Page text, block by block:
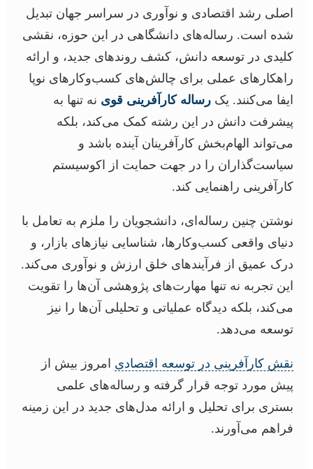
اصلی رشد اقتصادی و نوآوری در سراسر جهان تبدیل
شده است. رساله‌های دانشگاهی در این حوزه، نقشی
کلیدی در توسعه دانش، کشف روندهای جدید، و ارائه
راهکارهای عملی برای چالش‌های کسب‌وکارهای نوپا
ایفا می‌کنند. یک رساله کارآفرینی قوی نه تنها به
پیشرفت دانش در این رشته کمک می‌کند، بلکه
می‌تواند الهام‌بخش کارآفرینان آینده باشد و
سیاست‌گذاران را در جهت حمایت از اکوسیستم
کارآفرینی راهنمایی کند.
نوشتن چنین رساله‌ای، دانشجویان را ملزم به تعامل با
دنیای واقعی کسب‌وکارها، شناسایی نیازهای بازار، و
درک عمیق از فرآیندهای خلق ارزش و نوآوری می‌کند.
این تجربه نه تنها مهارت‌های پژوهشی آن‌ها را تقویت
می‌کند، بلکه دیدگاه عملیاتی و تحلیلی آن‌ها را نیز
توسعه می‌دهد.
نقش کارآفرینی در توسعه اقتصادی امروز بیش از
پیش مورد توجه قرار گرفته و رساله‌های علمی
بستری برای تحلیل و ارائه مدل‌های جدید در این زمینه
فراهم می‌آورند.